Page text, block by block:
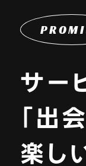
サー
「出
楽し